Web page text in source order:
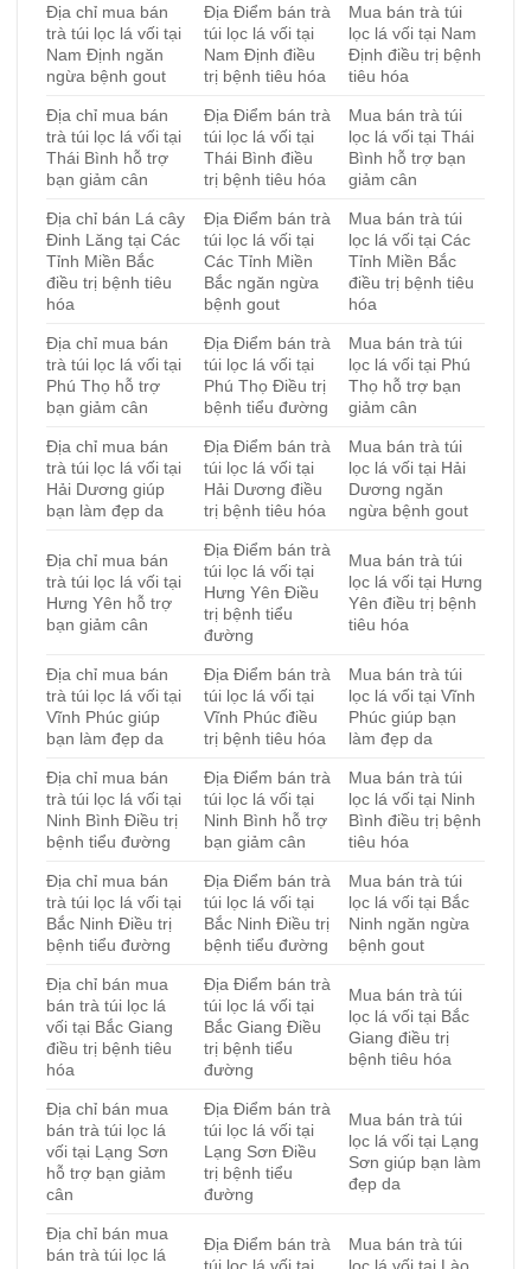
Địa chỉ mua bán
trà túi lọc lá vối tại
Nam Định ngăn
ngừa bệnh gout
Địa Điểm bán trà
túi lọc lá vối tại
Nam Định điều
trị bệnh tiêu hóa
Mua bán trà túi
lọc lá vối tại Nam
Định điều trị bệnh
tiêu hóa
Địa chỉ mua bán
trà túi lọc lá vối tại
Thái Bình hỗ trợ
bạn giảm cân
Địa Điểm bán trà
túi lọc lá vối tại
Thái Bình điều
trị bệnh tiêu hóa
Mua bán trà túi
lọc lá vối tại Thái
Bình hỗ trợ bạn
giảm cân
Địa chỉ bán Lá cây
Đinh Lăng tại Các
Tỉnh Miền Bắc
điều trị bệnh tiêu
hóa
Địa Điểm bán trà
túi lọc lá vối tại
Các Tỉnh Miền
Bắc ngăn ngừa
bệnh gout
Mua bán trà túi
lọc lá vối tại Các
Tỉnh Miền Bắc
điều trị bệnh tiêu
hóa
Địa chỉ mua bán
trà túi lọc lá vối tại
Phú Thọ hỗ trợ
bạn giảm cân
Địa Điểm bán trà
túi lọc lá vối tại
Phú Thọ Điều trị
bệnh tiểu đường
Mua bán trà túi
lọc lá vối tại Phú
Thọ hỗ trợ bạn
giảm cân
Địa chỉ mua bán
trà túi lọc lá vối tại
Hải Dương giúp
bạn làm đẹp da
Địa Điểm bán trà
túi lọc lá vối tại
Hải Dương điều
trị bệnh tiêu hóa
Mua bán trà túi
lọc lá vối tại Hải
Dương ngăn
ngừa bệnh gout
Địa chỉ mua bán
trà túi lọc lá vối tại
Hưng Yên hỗ trợ
bạn giảm cân
Địa Điểm bán trà
túi lọc lá vối tại
Hưng Yên Điều
trị bệnh tiểu
đường
Mua bán trà túi
lọc lá vối tại Hưng
Yên điều trị bệnh
tiêu hóa
Địa chỉ mua bán
trà túi lọc lá vối tại
Vĩnh Phúc giúp
bạn làm đẹp da
Địa Điểm bán trà
túi lọc lá vối tại
Vĩnh Phúc điều
trị bệnh tiêu hóa
Mua bán trà túi
lọc lá vối tại Vĩnh
Phúc giúp bạn
làm đẹp da
Địa chỉ mua bán
trà túi lọc lá vối tại
Ninh Bình Điều trị
bệnh tiểu đường
Địa Điểm bán trà
túi lọc lá vối tại
Ninh Bình hỗ trợ
bạn giảm cân
Mua bán trà túi
lọc lá vối tại Ninh
Bình điều trị bệnh
tiêu hóa
Địa chỉ mua bán
trà túi lọc lá vối tại
Bắc Ninh Điều trị
bệnh tiểu đường
Địa Điểm bán trà
túi lọc lá vối tại
Bắc Ninh Điều trị
bệnh tiểu đường
Mua bán trà túi
lọc lá vối tại Bắc
Ninh ngăn ngừa
bệnh gout
Địa chỉ bán mua
bán trà túi lọc lá
vối tại Bắc Giang
điều trị bệnh tiêu
hóa
Địa Điểm bán trà
túi lọc lá vối tại
Bắc Giang Điều
trị bệnh tiểu
đường
Mua bán trà túi
lọc lá vối tại Bắc
Giang điều trị
bệnh tiêu hóa
Địa chỉ bán mua
bán trà túi lọc lá
vối tại Lạng Sơn
hỗ trợ bạn giảm
cân
Địa Điểm bán trà
túi lọc lá vối tại
Lạng Sơn Điều
trị bệnh tiểu
đường
Mua bán trà túi
lọc lá vối tại Lạng
Sơn giúp bạn làm
đẹp da
Địa chỉ bán mua
bán trà túi lọc lá
Địa Điểm bán trà
Mua bán trà túi